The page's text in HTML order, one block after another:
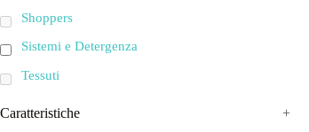
Shoppers
Sistemi e Detergenza
Tessuti
Caratteristiche +